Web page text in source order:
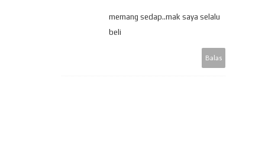
memang sedap..mak saya selalu
beli
Balas